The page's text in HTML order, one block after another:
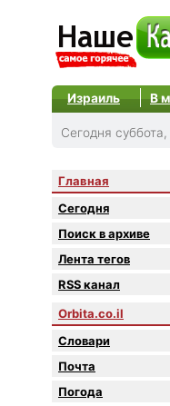
Израиль В
Сегодня
Главная
Сегодня
Поиск в архиве
Лента тегов
RSS канал
Orbita.co.il
Словари
Почта
Погода